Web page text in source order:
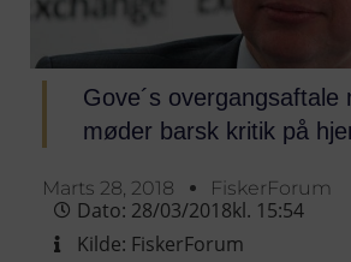
Gove´s overgangsaftale
møder barsk kritik på
Marts 28, 2018 FiskerForum
Dato: 28/03/2018kl. 15:54
Kilde: FiskerForum